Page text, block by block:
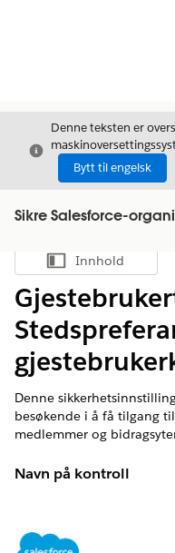
Avslutt
Denne teksten er
Bytt til engelsk
Sikre Salesforce-
Vis
Innhold
Denne
besøkende i å få tilgang
medlemmer og
Navn på kontroll
Anbefalt konfigurasjon